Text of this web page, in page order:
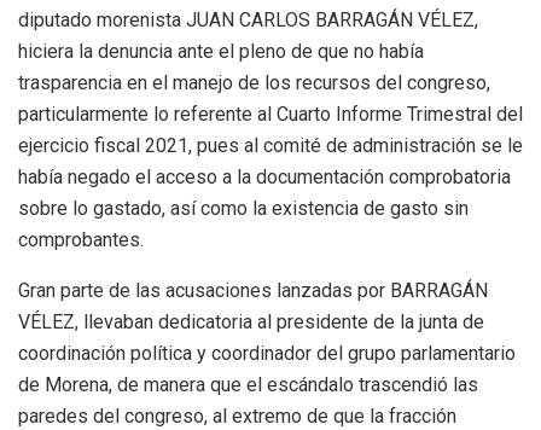
diputado morenista JUAN CARLOS BARRAGÁN VÉLEZ,
hiciera la denuncia ante el pleno de que no había
trasparencia en el manejo de los recursos del congreso,
particularmente lo referente al Cuarto Informe Trimestral del
ejercicio fiscal 2021, pues al comité de administración se le
había negado el acceso a la documentación comprobatoria
sobre lo gastado, así como la existencia de gasto sin
comprobantes.
Gran parte de las acusaciones lanzadas por BARRAGÁN
VÉLEZ, llevaban dedicatoria al presidente de la junta de
coordinación política y coordinador del grupo parlamentario
de Morena, de manera que el escándalo trascendió las
paredes del congreso, al extremo de que la fracción